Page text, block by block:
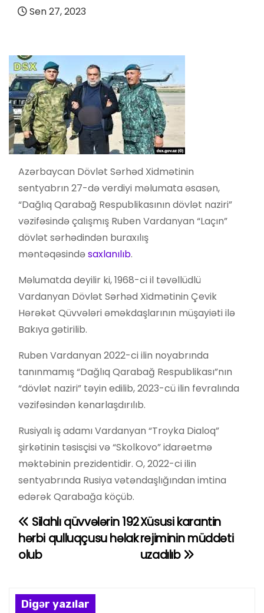
Sen 27, 2023
Azərbaycan Dövlət Sərhəd Xidmətinin
sentyabrın 27-də verdiyi məlumata əsasən,
“Dağlıq Qarabağ Respublikasının dövlət naziri”
vəzifəsində çalışmış Ruben Vardanyan “Laçın”
dövlət sərhədindən buraxılış
məntəqəsindəsaxlanılıb.
Məlumatda deyilir ki, 1968-ci il təvəllüdlü
Vardanyan Dövlət Sərhəd Xidmətinin Çevik
Hərəkət Qüvvələri əməkdaşlarının müşayiəti ilə
Bakıya gətirilib.
Ruben Vardanyan 2022-ci ilin noyabrında
tanınmamış “Dağlıq Qarabağ Respublikası”nın
“dövlət naziri” təyin edilib, 2023-cü ilin fevralında
vəzifəsindən kənarlaşdırılıb.
Rusiyalı iş adamı Vardanyan “Troyka Dialoq”
şirkətinin təsisçisi və “Skolkovo” idarəetmə
məktəbinin prezidentidir. O, 2022-ci ilin
sentyabrında Rusiya vətəndaşlığından imtina
edərək Qarabağa köçüb.
Y
a
ı
Xüsusi karantin
rejiminin müddəti
uzadılıb
Silahlı qüvvələrin 192
hərbi qulluqçusu həlak
olub
Digər yazılar